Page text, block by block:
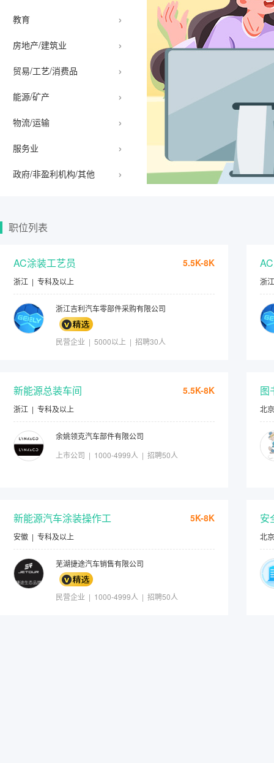
教育 ›
房地产/建筑业 ›
贸易/工艺/消费品 ›
能源/矿产 ›
物流/运输 ›
服务业 ›
政府/非盈利机构/其他 ›
职位列表
AC涂装工艺员 5.5K-8K
浙江 | 专科及以上
浙江吉利汽车零部件采购有限公司
民营企业 | 5000以上 | 招聘30人
浙江
新能源总装车间 5.5K-8K
浙江 | 专科及以上
余姚领克汽车部件有限公司
上市公司 | 1000-4999人 | 招聘50人
图
北京
新能源汽车涂装操作工 5K-8K
安徽 | 专科及以上
芜湖捷途汽车销售有限公司
民营企业 | 1000-4999人 | 招聘50人
安
北京